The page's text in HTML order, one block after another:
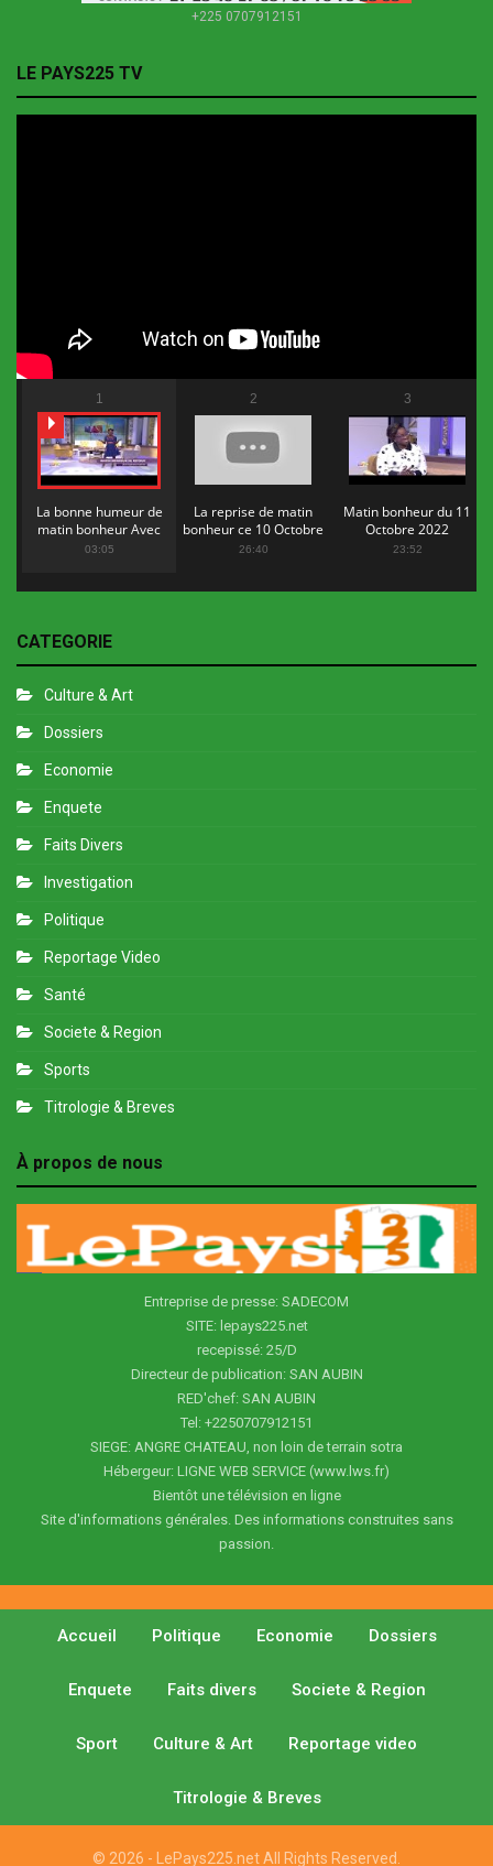
+225 0707912151
LE PAYS225 TV
1
La bonne humeur de
matin bonheur Avec
Flopy Mendosa
03:05
2
La reprise de matin
bonheur ce 10 Octobre
2022
26:40
3
Matin bonheur du 11
Octobre 2022
23:52
CATEGORIE
Culture & Art
Dossiers
Economie
Enquete
Faits Divers
Investigation
Politique
Reportage Video
Santé
Societe & Region
Sports
Titrologie & Breves
À propos de nous
Entreprise de presse: SADECOM
SITE: lepays225.net
recepissé: 25/D
Directeur de publication: SAN AUBIN
RED'chef: SAN AUBIN
Tel: +2250707912151
SIEGE: ANGRE CHATEAU, non loin de terrain sotra
Hébergeur: LIGNE WEB SERVICE (www.lws.fr)
Bientôt une télévision en ligne
Site d'informations générales. Des informations construites sans
passion.
Accueil Politique Economie Dossiers
Enquete Faits divers Societe & Region
Sport Culture & Art Reportage video
Titrologie & Breves
© 2026 - LePays225.net All Rights Reserved.